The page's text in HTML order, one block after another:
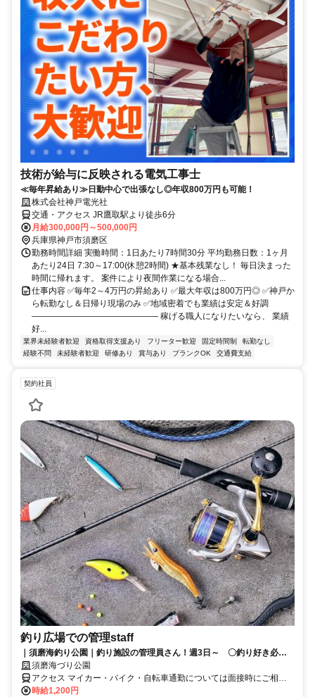
技術が給与に反映される電気工事士
≪毎年昇給あり≫日勤中心で出張なし◎年収800万円も可能！
株式会社神戸電光社
交通・アクセス JR鷹取駅より徒歩6分
月給300,000円～500,000円
兵庫県神戸市須磨区
勤務時間詳細 実働時間：1日あたり7時間30分 平均勤務日数：1ヶ月
あたり24日 7:30～17:00(休憩2時間) ★基本残業なし！ 毎日決まった
時間に帰れます。 案件により夜間作業になる場合...
仕事内容 ✅毎年2～4万円の昇給あり ✅最大年収は800万円◎ ✅神戸か
ら転勤なし＆日帰り現場のみ ✅地域密着でも業績は安定＆好調
――――――――――――――― 稼げる職人になりたいなら、 業績
好...
業界未経験者歓迎 資格取得支援あり フリーター歓迎 固定時間制
転勤なし
経験不問
未経験者歓迎 研修あり 賞与あり ブランクOK 交通費支給
契約社員
釣り広場での管理staff
｜須磨海釣り公園｜釣り施設の管理員さん！週3日～ 〇釣り好き必見
のお仕事★
須磨海づり公園
アクセス マイカー・バイク・自転車通勤については面接時にご相談
ください。
時給1,200円